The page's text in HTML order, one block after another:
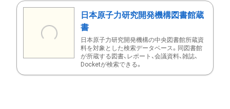
日本原子力研究開発機構図書館蔵
書
日本原子力研究開発機構の中央図書館所蔵資
料を対象とした検索データベース。同図書館
が所蔵する図書、レポート、会議資料、雑誌、
Docketが検索できる。